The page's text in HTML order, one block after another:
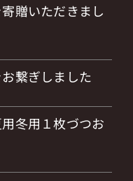
贈いただきまし
繋ぎしました
冬用１枚づつお